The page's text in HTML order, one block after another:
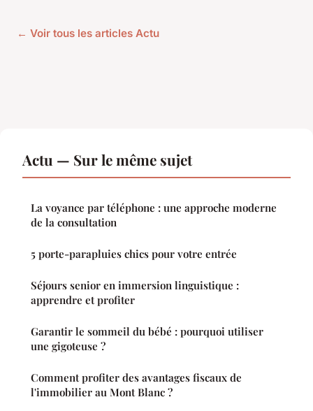
← Voir tous les articles Actu
Actu — Sur le même sujet
La voyance par téléphone : une approche moderne
de la consultation
5 porte-parapluies chics pour votre entrée
Séjours senior en immersion linguistique :
apprendre et profiter
Garantir le sommeil du bébé : pourquoi utiliser
une gigoteuse ?
Comment profiter des avantages fiscaux de
l'immobilier au Mont Blanc ?